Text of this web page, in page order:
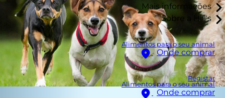
Mais informações
Sobre a Hill's
Alimentos para o seu animal
Onde comprar
Registar
Alimentos para o seu animal
Onde comprar